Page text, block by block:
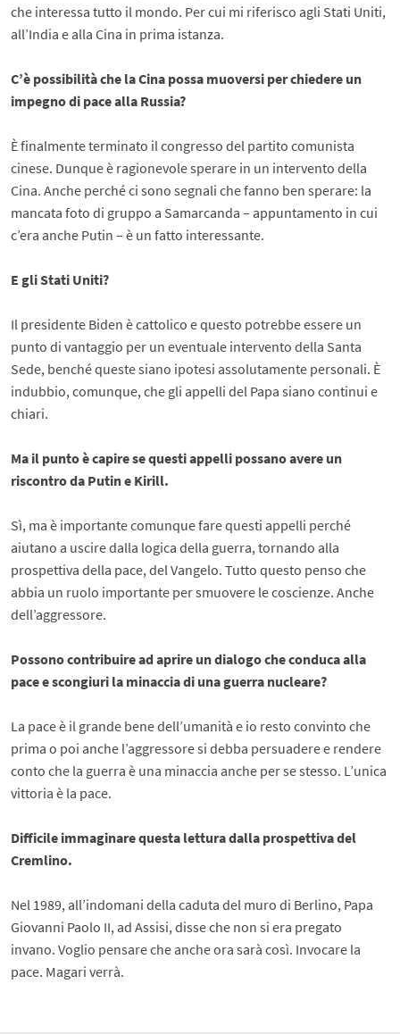
che interessa tutto il mondo. Per cui mi riferisco agli Stati Uniti,
all’India e alla Cina in prima istanza.
C’è possibilità che la Cina possa muoversi per chiedere un
impegno di pace alla Russia?
È finalmente terminato il congresso del partito comunista
cinese. Dunque è ragionevole sperare in un intervento della
Cina. Anche perché ci sono segnali che fanno ben sperare: la
mancata foto di gruppo a Samarcanda – appuntamento in cui
c’era anche Putin – è un fatto interessante.
E gli Stati Uniti?
Il presidente Biden è cattolico e questo potrebbe essere un
punto di vantaggio per un eventuale intervento della Santa
Sede, benché queste siano ipotesi assolutamente personali. È
indubbio, comunque, che gli appelli del Papa siano continui e
chiari.
Ma il punto è capire se questi appelli possano avere un
riscontro da Putin e Kirill.
Sì, ma è importante comunque fare questi appelli perché
aiutano a uscire dalla logica della guerra, tornando alla
prospettiva della pace, del Vangelo. Tutto questo penso che
abbia un ruolo importante per smuovere le coscienze. Anche
dell’aggressore.
Possono contribuire ad aprire un dialogo che conduca alla
pace e scongiuri la minaccia di una guerra nucleare?
La pace è il grande bene dell’umanità e io resto convinto che
prima o poi anche l’aggressore si debba persuadere e rendere
conto che la guerra è una minaccia anche per se stesso. L’unica
vittoria è la pace.
Difficile immaginare questa lettura dalla prospettiva del
Cremlino.
Nel 1989, all’indomani della caduta del muro di Berlino, Papa
Giovanni Paolo II, ad Assisi, disse che non si era pregato
invano. Voglio pensare che anche ora sarà così. Invocare la
pace. Magari verrà.